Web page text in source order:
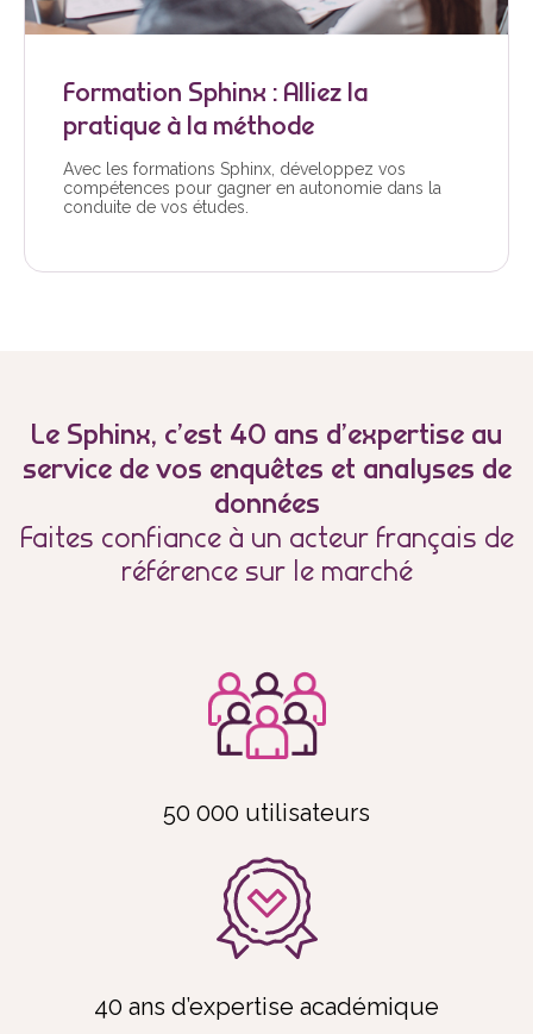
Formation Sphinx : Alliez la
pratique à la méthode
Avec les formations Sphinx, développez vos
compétences pour gagner en autonomie dans la
conduite de vos études.
Le Sphinx, c’est 40 ans d’expertise au
service de vos enquêtes et analyses de
données
Faites confiance à un acteur français de
référence sur le marché
50 000 utilisateurs
40 ans d’expertise académique